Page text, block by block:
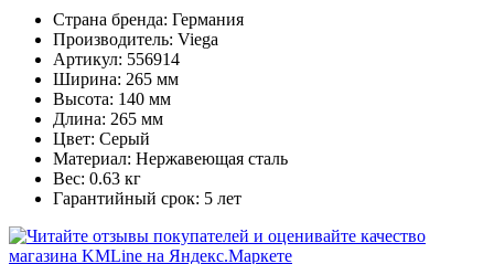
Страна бренда: Германия
Производитель: Viega
Артикул: 556914
Ширина: 265 мм
Высота: 140 мм
Длина: 265 мм
Цвет: Серый
Материал: Нержавеющая сталь
Вес: 0.63 кг
Гарантийный срок: 5 лет